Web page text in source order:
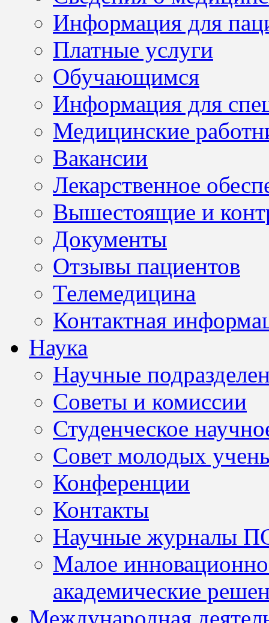
Информация для
Платные услуги
Обучающимся
Информация для
Медицинские
Вакансии
Лекарственное
Вышестоящие и
Документы
Отзывы пациентов
Телемедицина
Контактная
Наука
Научные
Советы и комиссии
Студенческое
Совет молодых
Конференции
Контакты
Научные журналы
Малое
академические